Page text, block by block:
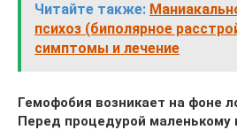
Читайте также:
психоз (биполярное
симптомы и лечение
Гемофобия возникает на фоне
Перед процедурой маленькому